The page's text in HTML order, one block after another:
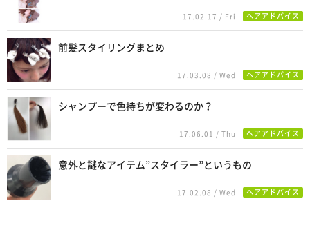
17.02.17 / Fri ヘアアドバイス
前髪スタイリングまとめ
17.03.08 / Wed ヘアアドバイス
シャンプーで色持ちが変わるのか？
17.06.01 / Thu ヘアアドバイス
意外と謎なアイテム”スタイラー”というもの
17.02.08 / Wed ヘアアドバイス